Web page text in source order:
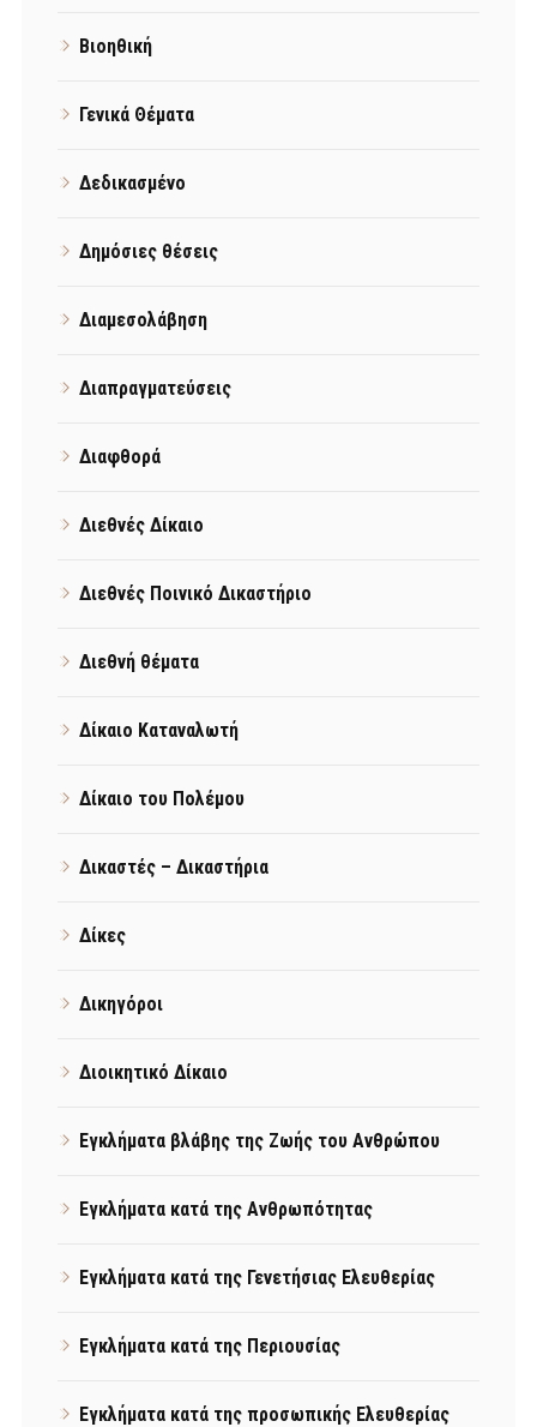
Βιοηθική
Γενικά Θέματα
Δεδικασμένο
Δημόσιες θέσεις
Διαμεσολάβηση
Διαπραγματεύσεις
Διαφθορά
Διεθνές Δίκαιο
Διεθνές Ποινικό Δικαστήριο
Διεθνή θέματα
Δίκαιο Καταναλωτή
Δίκαιο του Πολέμου
Δικαστές – Δικαστήρια
Δίκες
Δικηγόροι
Διοικητικό Δίκαιο
Εγκλήματα βλάβης της Ζωής του Ανθρώπου
Εγκλήματα κατά της Ανθρωπότητας
Εγκλήματα κατά της Γενετήσιας Ελευθερίας
Εγκλήματα κατά της Περιουσίας
Εγκλήματα κατά της προσωπικής Ελευθερίας